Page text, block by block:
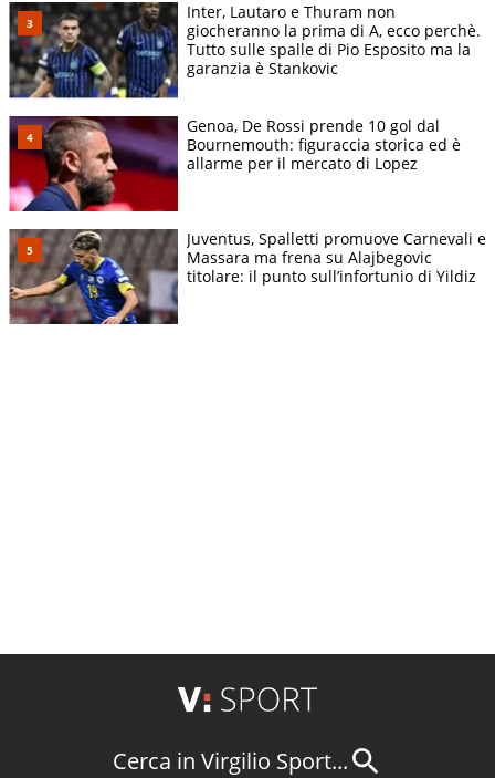
Inter, Lautaro e Thuram non
giocheranno la prima di A, ecco perchè.
Tutto sulle spalle di Pio Esposito ma la
garanzia è Stankovic
Genoa, De Rossi prende 10 gol dal
Bournemouth: figuraccia storica ed è
allarme per il mercato di Lopez
Juventus, Spalletti promuove Carnevali e
Massara ma frena su Alajbegovic
titolare: il punto sull’infortunio di Yildiz
Cerca in Virgilio Sport...